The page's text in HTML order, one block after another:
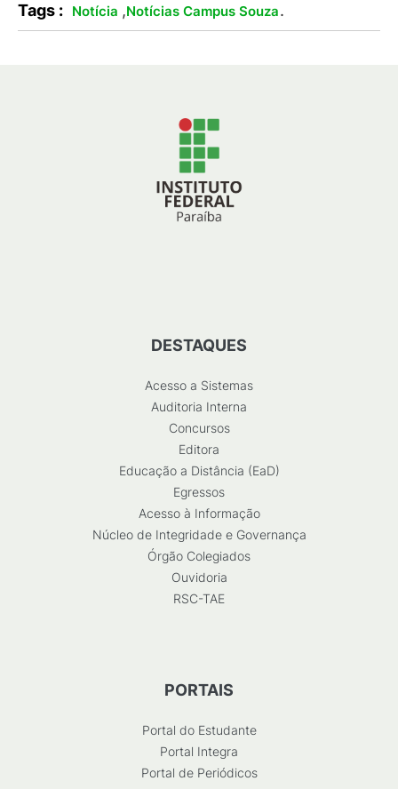
Tags : Notícia ,Notícias Campus Souza.
DESTAQUES
Acesso a Sistemas
Auditoria Interna
Concursos
Editora
Educação a Distância (EaD)
Egressos
Acesso à Informação
Núcleo de Integridade e Governança
Órgão Colegiados
Ouvidoria
RSC-TAE
PORTAIS
Portal do Estudante
Portal Integra
Portal de Periódicos